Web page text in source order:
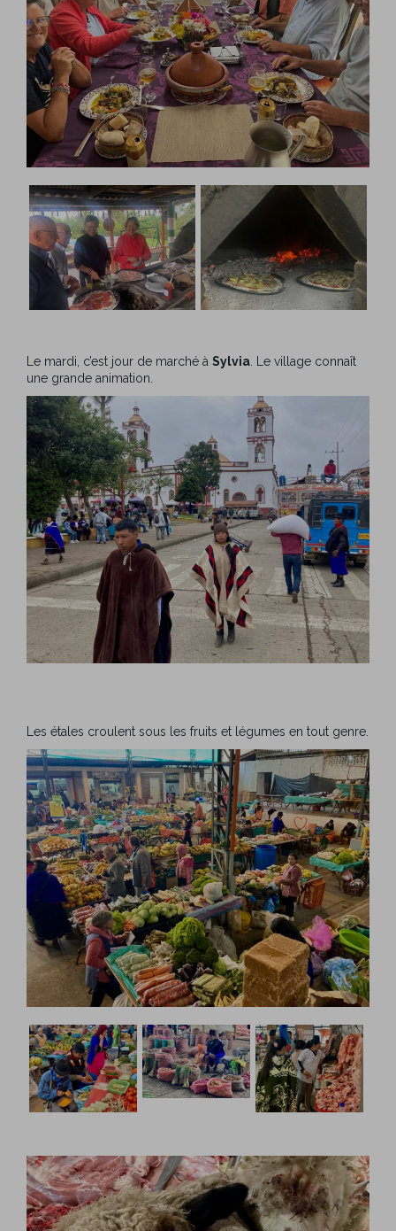
Le mardi, c’est jour de marché à Sylvia. Le village connaît
une grande animation.
Les étales croulent sous les fruits et légumes en tout genre.